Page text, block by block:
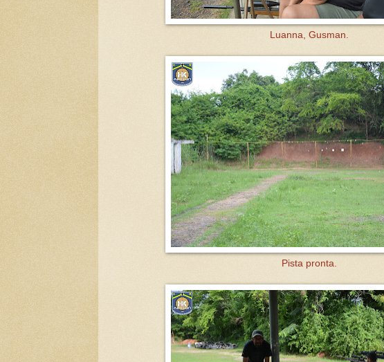
Luanna, Gusman.
Pista pronta.